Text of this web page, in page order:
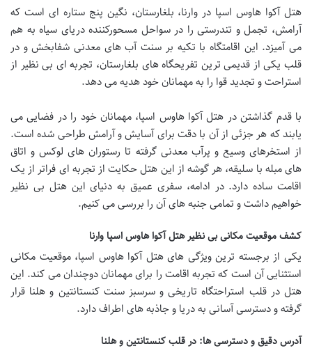
هتل آکوا هاوس اسپا در وارنا، بلغارستان، نگین پنج ستاره ای است که
آرامش، تجمل و تندرستی را در سواحل مسحورکننده دریای سیاه به هم
می آمیزد. این اقامتگاه با تکیه بر سنت آب های معدنی شفابخش و در
قلب یکی از قدیمی ترین تفریحگاه های بلغارستان، تجربه ای بی نظیر از
استراحت و تجدید قوا را به مهمانان خود هدیه می دهد.
با قدم گذاشتن در هتل آکوا هاوس اسپا، مهمانان خود را در فضایی می
یابند که هر جزئی از آن با دقت برای آسایش و آرامش طراحی شده است.
از استخرهای وسیع و پرآب معدنی گرفته تا رستوران های لوکس و اتاق
های مبله با سلیقه، هر گوشه از این هتل حکایت از تجربه ای فراتر از یک
اقامت ساده دارد. در ادامه، سفری عمیق به دنیای این هتل بی نظیر
خواهیم داشت و تمامی جنبه های آن را بررسی می کنیم.
کشف موقعیت مکانی بی نظیر هتل آکوا هاوس اسپا وارنا
یکی از برجسته ترین ویژگی های هتل آکوا هاوس اسپا، موقعیت مکانی
استثنایی آن است که تجربه اقامت را برای مهمانان دوچندان می کند. این
هتل در قلب استراحتگاه تاریخی و سرسبز سنت کنستانتین و هلنا قرار
گرفته و دسترسی آسانی به دریا و جاذبه های اطراف دارد.
آدرس دقیق و دسترسی ها: در قلب کنستانتین و هلنا